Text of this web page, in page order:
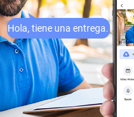
Hola, tiene una entrega.